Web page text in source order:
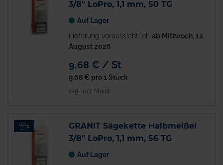
3/8" LoPro, 1,1 mm, 50 TG
Auf Lager
Lieferung voraussichtlich ab Mittwoch, 12.
August 2026
9,68 € / St
9,68 € pro 1 Stück
zzgl. 19% MwSt.
1
GRANIT Sägekette Halbmeißel
3/8" LoPro, 1,1 mm, 56 TG
Auf Lager